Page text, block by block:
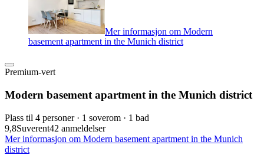
Mer informasjon om Modern
basement apartment in the Munich district
Premium-vert
Modern basement apartment in the Munich district
Plass til 4 personer · 1 soverom · 1 bad
9,8Suverent42 anmeldelser
Mer informasjon om Modern basement apartment in the Munich
district